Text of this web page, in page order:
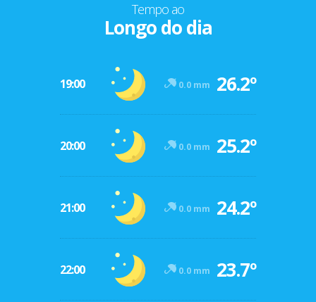
Tempo ao
Longo do dia
19:00 0.0 mm 26.2º
20:00 0.0 mm 25.2º
21:00 0.0 mm 24.2º
22:00 0.0 mm 23.7º